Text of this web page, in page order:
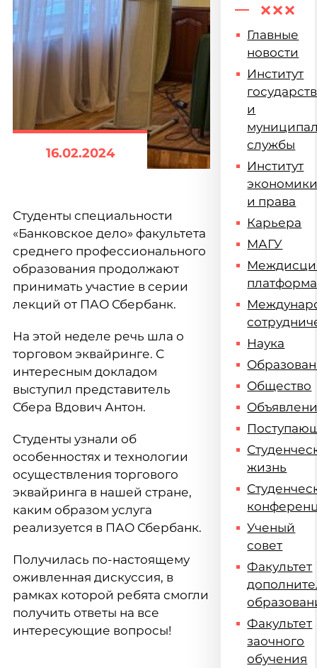
16.02.2024
Студенты специальности
«Банковское дело» факультета
среднего профессионального
образования продолжают
принимать участие в серии
лекций от ПАО Сбербанк.
На этой неделе речь шла о
торговом эквайринге. С
интересным докладом
выступил представитель
Сбера Вдович Антон.
Студенты узнали об
особенностях и технологии
осуществления торгового
эквайринга в нашей стране,
каким образом услуга
реализуется в ПАО Сбербанк.
Получилась по-настоящему
оживленная дискуссия, в
рамках которой ребята смогли
получить ответы на все
интересующие вопросы!
Главные
новости
Институт
и
службы
Институт
и права
Карьера
МАГУ
платформа
Наука
Общество
жизнь
Ученый
совет
Факультет
Факультет
заочного
обучения